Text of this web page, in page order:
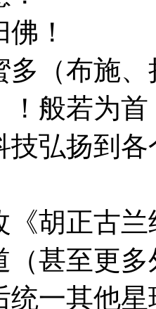
！
多（布施
！般若为首
技弘扬到
《胡正古兰
（甚至更
统一其他星